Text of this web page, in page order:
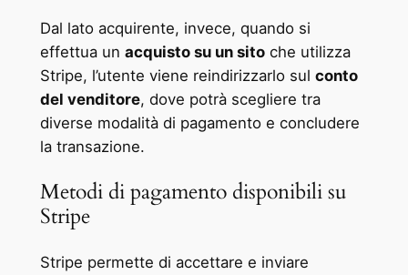
Dal lato acquirente, invece, quando si
effettua un acquisto su un sitoche utilizza
Stripe, l’utente viene reindirizzarlo sul conto
del venditore, dove potrà scegliere tra
diverse modalità di pagamento e concludere
la transazione.
Metodi di pagamento disponibili su
Stripe
Stripe permette di accettare e inviare